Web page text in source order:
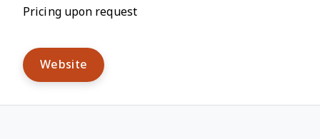
Pricing upon request
Website